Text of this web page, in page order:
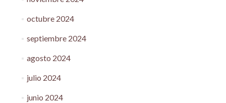
octubre 2024
septiembre 2024
agosto 2024
julio 2024
junio 2024